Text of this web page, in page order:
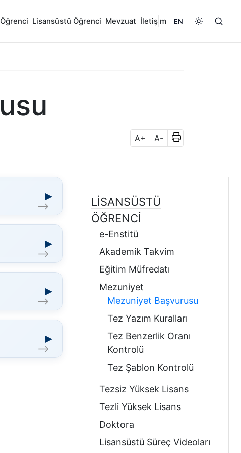
Lisansüstü Öğrenci Mevzuat İletişim EN
A+ A-
▶
▶
▶
▶
LISANSÜSTÜ
ÖĞRENCI
e-Enstitü
Akademik Takvim
Eğitim Müfredatı
Mezuniyet
Mezuniyet Başvurusu
Tez Yazım Kuralları
Tez Benzerlik Oranı
Kontrolü
Tez Şablon Kontrolü
Tezsiz Yüksek Lisans
Tezli Yüksek Lisans
Doktora
Lisansüstü Süreç Videoları